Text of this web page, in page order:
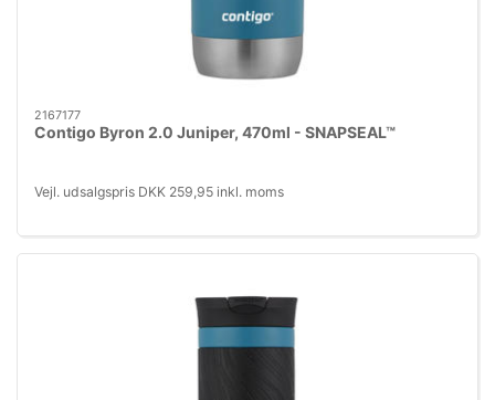
2167177
Contigo Byron 2.0 Juniper, 470ml - SNAPSEAL™
Vejl. udsalgspris DKK 259,95 inkl. moms